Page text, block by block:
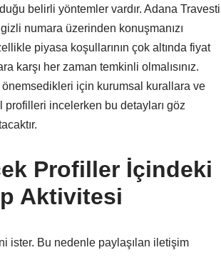
belirli yöntemler vardır. Adana Travesti
numara üzerinden konuşmanızı
piyasa koşullarının çok altında fiyat
karşı her zaman temkinli olmalısınız.
için kurumsal kurallara ve
incelerken bu detayları göz
Profiller İçindeki
Aktivitesi
ister. Bu nedenle paylaşılan iletişim